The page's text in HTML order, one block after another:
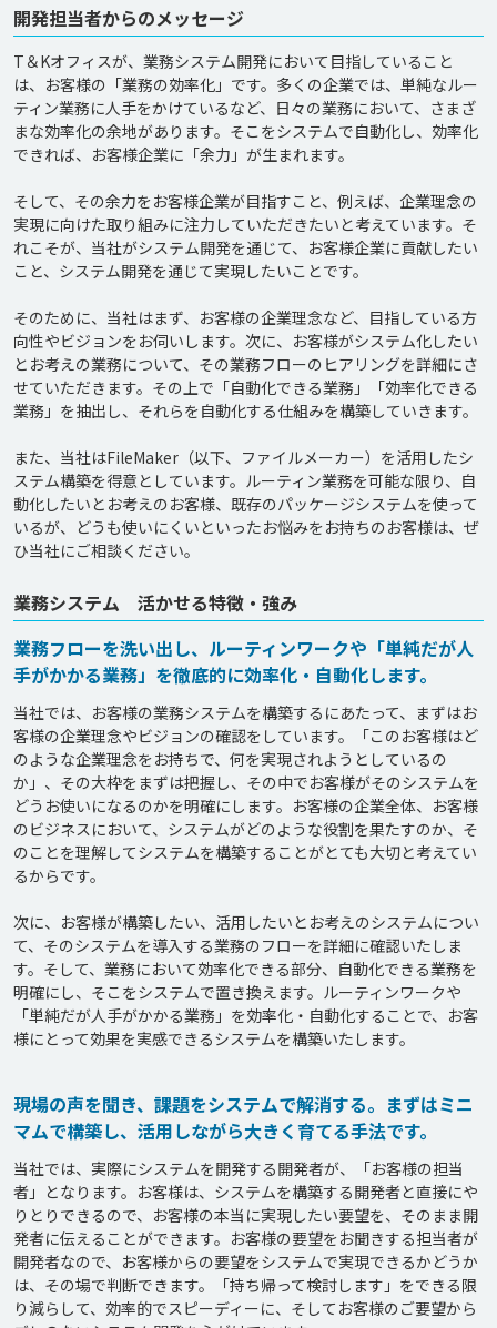
開発担当者からのメッセージ
T＆Kオフィスが、業務システム開発において目指していること
は、お客様の「業務の効率化」です。多くの企業では、単純なルー
ティン業務に人手をかけているなど、日々の業務において、さまざ
まな効率化の余地があります。そこをシステムで自動化し、効率化
できれば、お客様企業に「余力」が生まれます。
そして、その余力をお客様企業が目指すこと、例えば、企業理念の
実現に向けた取り組みに注力していただきたいと考えています。そ
れこそが、当社がシステム開発を通じて、お客様企業に貢献したい
こと、システム開発を通じて実現したいことです。
そのために、当社はまず、お客様の企業理念など、目指している方
向性やビジョンをお伺いします。次に、お客様がシステム化したい
とお考えの業務について、その業務フローのヒアリングを詳細にさ
せていただきます。その上で「自動化できる業務」「効率化できる
業務」を抽出し、それらを自動化する仕組みを構築していきます。
また、当社はFileMaker（以下、ファイルメーカー）を活用したシ
ステム構築を得意としています。ルーティン業務を可能な限り、自
動化したいとお考えのお客様、既存のパッケージシステムを使って
いるが、どうも使いにくいといったお悩みをお持ちのお客様は、ぜ
ひ当社にご相談ください。
業務システム 活かせる特徴・強み
業務フローを洗い出し、ルーティンワークや「単純だが人
手がかかる業務」を徹底的に効率化・自動化します。
当社では、お客様の業務システムを構築するにあたって、まずはお
客様の企業理念やビジョンの確認をしています。「このお客様はど
のような企業理念をお持ちで、何を実現されようとしているの
か」、その大枠をまずは把握し、その中でお客様がそのシステムを
どうお使いになるのかを明確にします。お客様の企業全体、お客様
のビジネスにおいて、システムがどのような役割を果たすのか、そ
のことを理解してシステムを構築することがとても大切と考えてい
るからです。
次に、お客様が構築したい、活用したいとお考えのシステムについ
て、そのシステムを導入する業務のフローを詳細に確認いたしま
す。そして、業務において効率化できる部分、自動化できる業務を
明確にし、そこをシステムで置き換えます。ルーティンワークや
「単純だが人手がかかる業務」を効率化・自動化することで、お客
様にとって効果を実感できるシステムを構築いたします。
現場の声を聞き、課題をシステムで解消する。まずはミニ
マムで構築し、活用しながら大きく育てる手法です。
当社では、実際にシステムを開発する開発者が、「お客様の担当
者」となります。お客様は、システムを構築する開発者と直接にや
りとりできるので、お客様の本当に実現したい要望を、そのまま開
発者に伝えることができます。お客様の要望をお聞きする担当者が
開発者なので、お客様からの要望をシステムで実現できるかどうか
は、その場で判断できます。「持ち帰って検討します」をできる限
り減らして、効率的でスピーディーに、そしてお客様のご要望から